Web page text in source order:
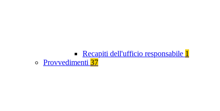
Recapiti dell'ufficio responsabile 1
Provvedimenti 37